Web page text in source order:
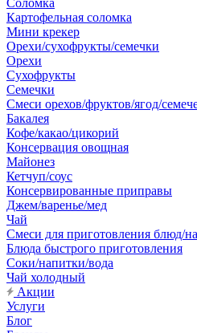
Соломка
Картофельная соломка
Мини крекер
Орехи/сухофрукты/семечки
Орехи
Сухофрукты
Семечки
Смеси орехов/фруктов/ягод/
Бакалея
Кофе/какао/цикорий
Консервация овощная
Майонез
Кетчуп/соус
Консервированные приправы
Джем/варенье/мед
Чай
Смеси для приготовления блюд/
Блюда быстрого приготовления
Соки/напитки/вода
Чай холодный
Акции
Услуги
Блог